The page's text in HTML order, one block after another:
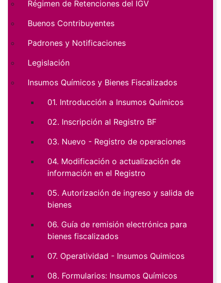
Régimen de Retenciones del IGV
Buenos Contribuyentes
Padrones y Notificaciones
Legislación
Insumos Químicos y Bienes Fiscalizados
01. Introducción a Insumos Químicos
02. Inscripción al Registro BF
03. Nuevo - Registro de operaciones
04. Modificación o actualización de
información en el Registro
05. Autorización de ingreso y salida de
bienes
06. Guía de remisión electrónica para
bienes fiscalizados
07. Operatividad - Insumos Quimicos
08. Formularios: Insumos Químicos